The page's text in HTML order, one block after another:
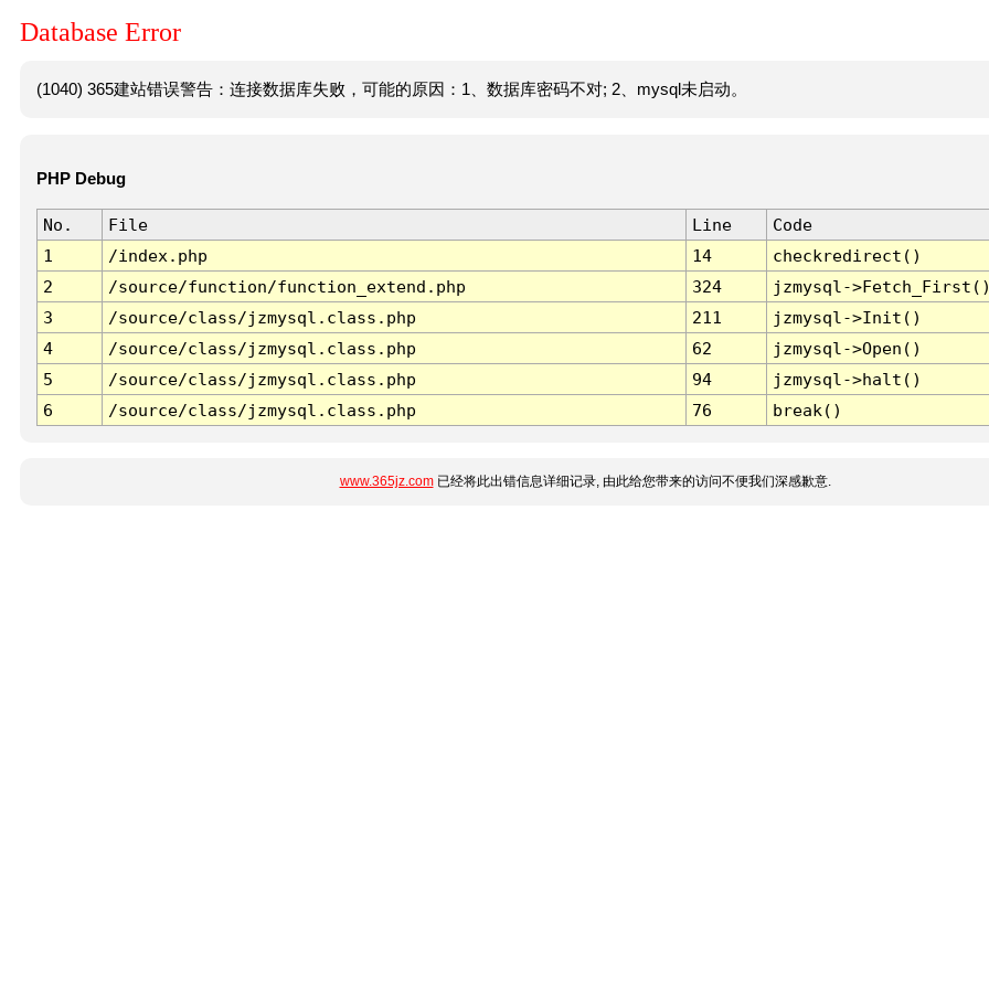
Database Error
(1040) 365建站错误警告：连接数据库失败，可能的原因：1、数据库密码不对; 2、mysql未启动。
PHP Debug
No. File Line
Code
1
/index.php 14
checkredirect()
2
/source/function/function_extend.php 324
jzmysql-
3
/source/class/jzmysql.class.php 211
jzmysql->Init()
4
/source/class/jzmysql.class.php 62
jzmysql->Open()
5
/source/class/jzmysql.class.php 94
jzmysql->halt()
6
/source/class/jzmysql.class.php 76 break()
www.365jz.com已经将此出错信息详细记录, 由此给您带来的访问不便我们深感歉意.